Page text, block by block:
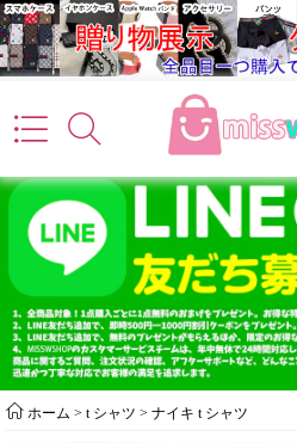
ホーム >t シャツ >ナイキ t シャツ